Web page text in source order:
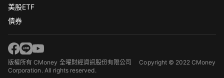
美股ETF
債券
版權所有 CMoney 全曜財經資訊股份有限公司Copyright © 2022 CMoney
Corporation. All rights reserved.